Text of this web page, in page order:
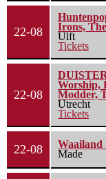
22-08
Irons,
Ulft
Tickets
22-08
Worship,
Modder,
Utrecht
Tickets
22-08
Waailand
Made